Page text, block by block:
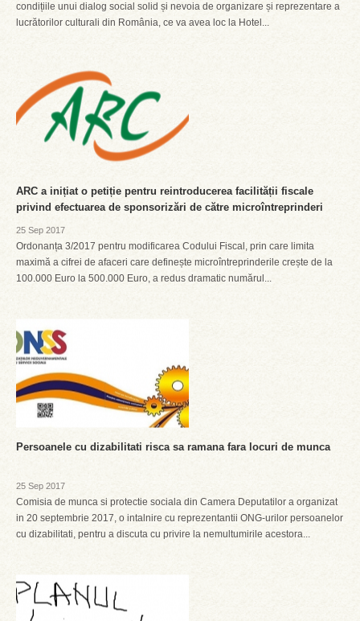
condițiile unui dialog social solid și nevoia de organizare și reprezentare a
lucrătorilor culturali din România, ce va avea loc la Hotel...
ARC a inițiat o petiție pentru reintroducerea facilității fiscale
privind efectuarea de sponsorizări de către microîntreprinderi
25 Sep 2017
Ordonanța 3/2017 pentru modificarea Codului Fiscal, prin care limita
maximă a cifrei de afaceri care definește microîntreprinderile crește de la
100.000 Euro la 500.000 Euro, a redus dramatic numărul...
Persoanele cu dizabilitati risca sa ramana fara locuri de munca
25 Sep 2017
Comisia de munca si protectie sociala din Camera Deputatilor a organizat
in 20 septembrie 2017, o intalnire cu reprezentantii ONG-urilor persoanelor
cu dizabilitati, pentru a discuta cu privire la nemultumirile acestora...